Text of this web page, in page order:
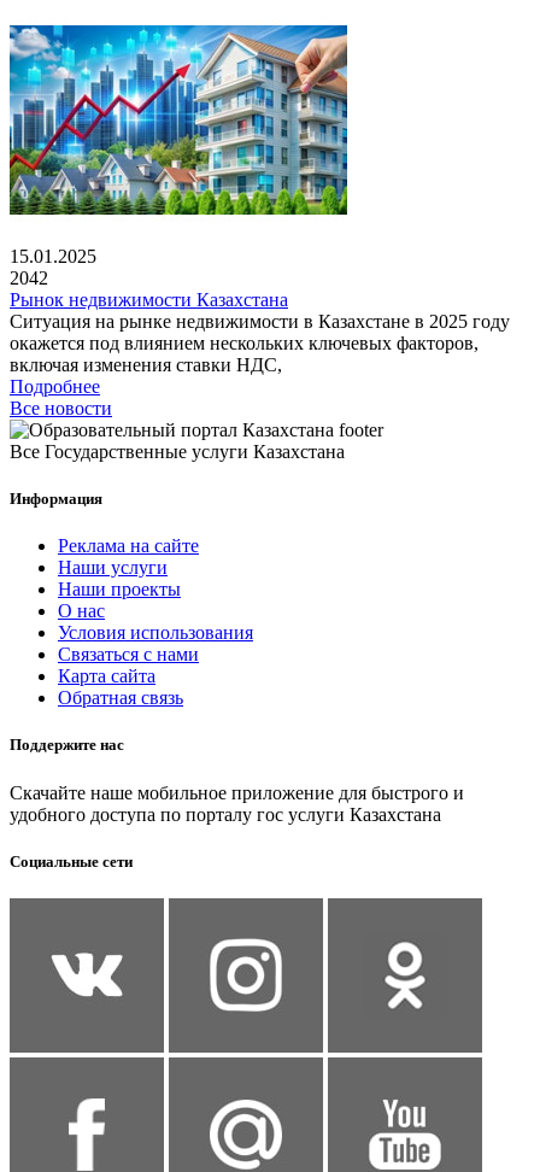
15.01.2025
2042
Рынок недвижимости Казахстана
Ситуация на рынке недвижимости в Казахстане в 2025 году
окажется под влиянием нескольких ключевых факторов,
включая изменения ставки НДС,
Подробнее
Все новости
Все Государственные услуги Казахстана
Информация
Реклама на сайте
Наши услуги
Наши проекты
О нас
Условия использования
Связаться с нами
Карта сайта
Обратная связь
Поддержите нас
Скачайте наше мобильное приложение для быстрого и
удобного доступа по порталу гос услуги Казахстана
Социальные сети